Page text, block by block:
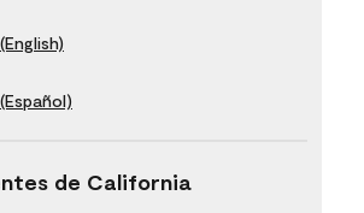
de California